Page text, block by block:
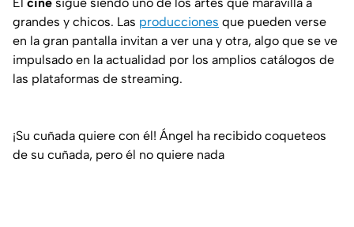
grandes y chicos. Las producciones que pueden verse
en la gran pantalla invitan a ver una y otra, algo que se ve
impulsado en la actualidad por los amplios catálogos de
las plataformas de streaming.
¡Su cuñada quiere con él! Ángel ha recibido coqueteos
de su cuñada, pero él no quiere nada